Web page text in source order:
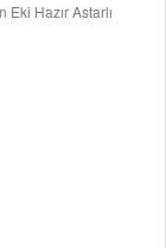
Eki Hazır Astarlı